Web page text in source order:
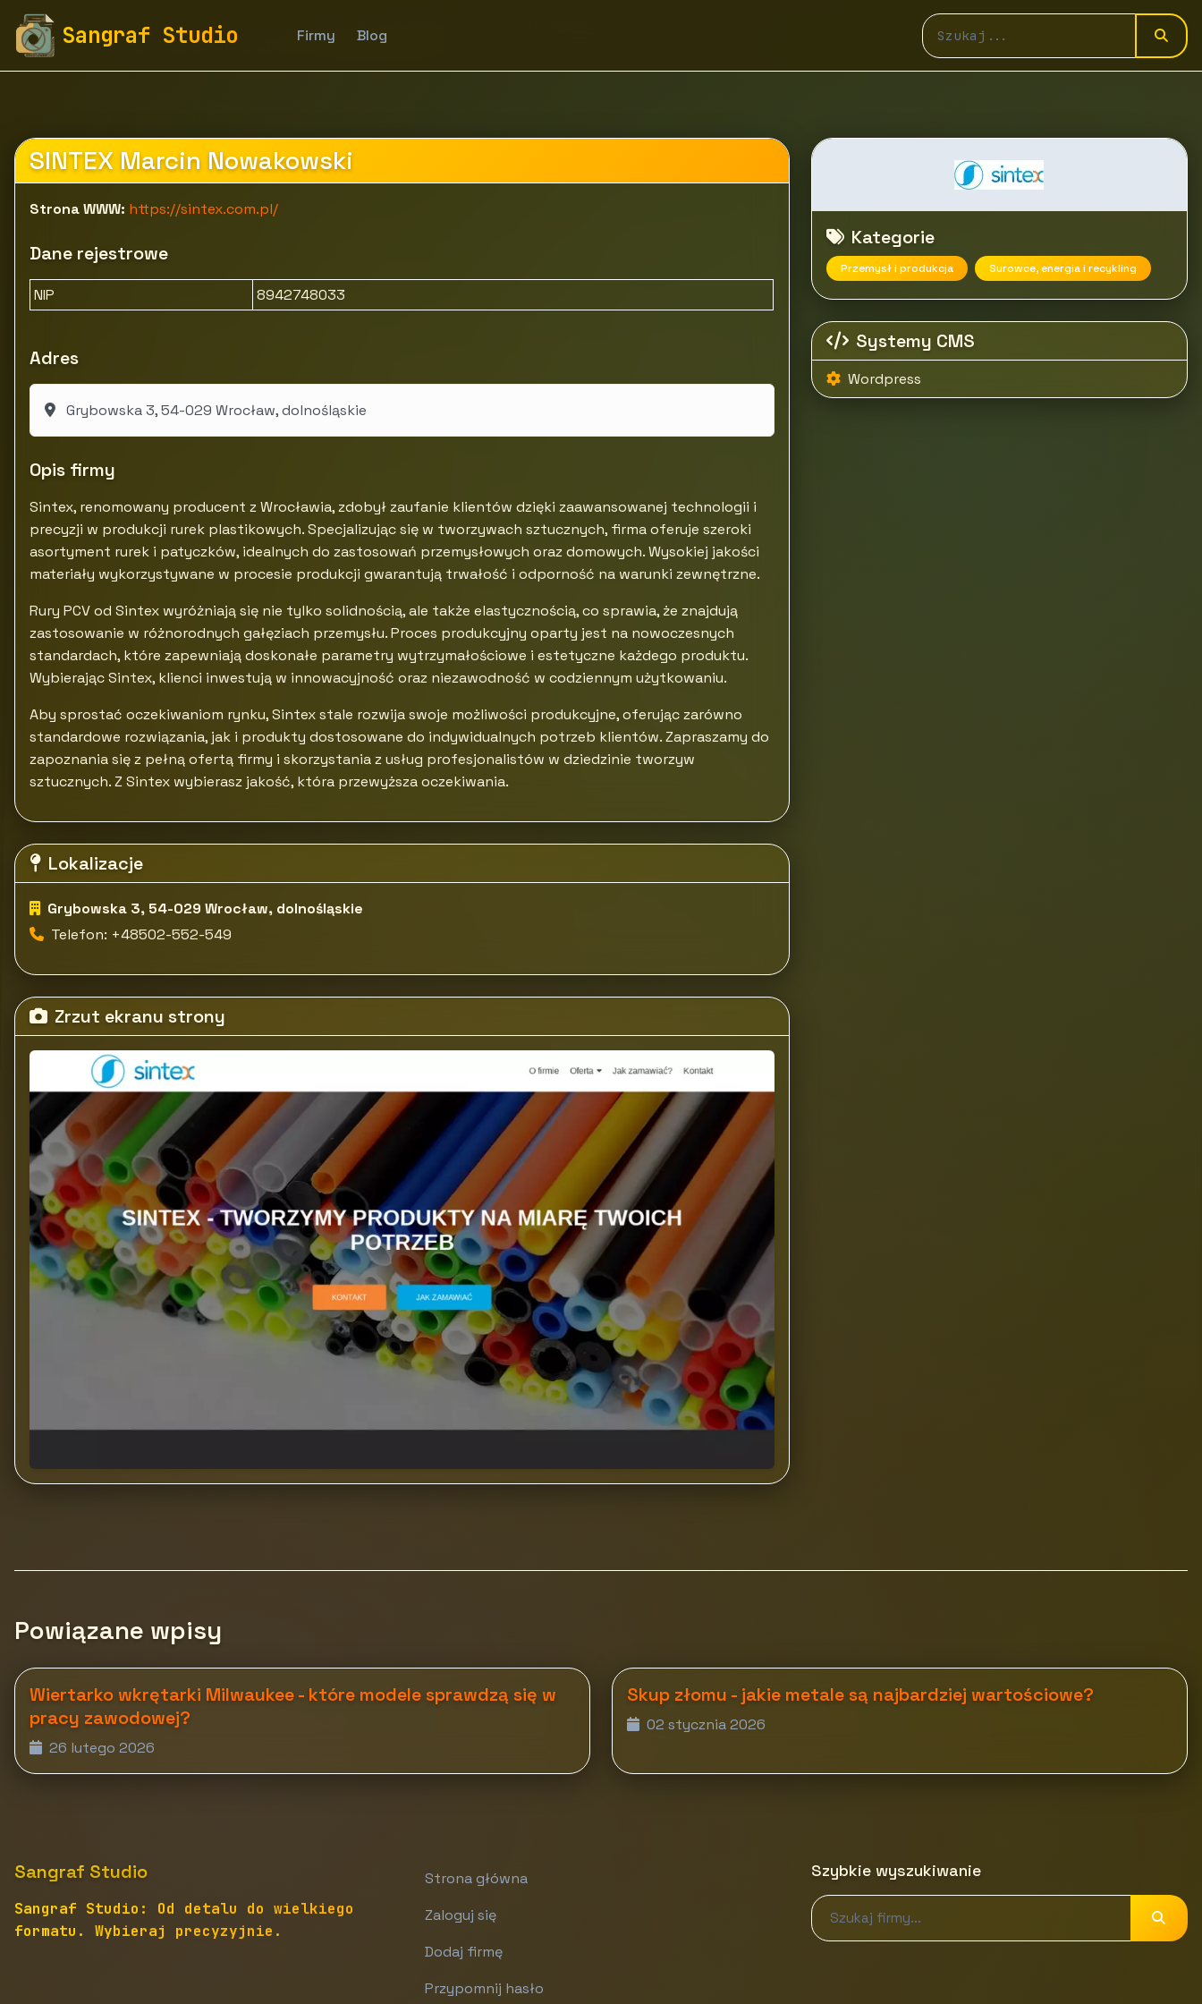
Sangraf Studio Firmy Blog
fototapety-sangraf.pl Firmy
Sintex - Producent uszczelek, rurek plastikowych, węży PCV
SINTEX Marcin Nowakowski
Strona WWW: https://sintex.com.pl/
Dane rejestrowe
NIP 8942748033
Adres
Grybowska 3, 54-029 Wrocław, dolnośląskie
Opis firmy
Sintex, renomowany producent z Wrocławia, zdobył zaufanie klientów dzięki zaawansowanej technologii i
precyzji w produkcji rurek plastikowych. Specjalizując się w tworzywach sztucznych, firma oferuje szeroki
asortyment rurek i patyczków, idealnych do zastosowań przemysłowych oraz domowych. Wysokiej jakości
materiały wykorzystywane w procesie produkcji gwarantują trwałość i odporność na warunki zewnętrzne.
Rury PCV od Sintex wyróżniają się nie tylko solidnością, ale także elastycznością, co sprawia, że znajdują
zastosowanie w różnorodnych gałęziach przemysłu. Proces produkcyjny oparty jest na nowoczesnych
standardach, które zapewniają doskonałe parametry wytrzymałościowe i estetyczne każdego produktu.
Wybierając Sintex, klienci inwestują w innowacyjność oraz niezawodność w codziennym użytkowaniu.
Aby sprostać oczekiwaniom rynku, Sintex stale rozwija swoje możliwości produkcyjne, oferując zarówno
standardowe rozwiązania, jak i produkty dostosowane do indywidualnych potrzeb klientów. Zapraszamy do
zapoznania się z pełną ofertą firmy i skorzystania z usług profesjonalistów w dziedzinie tworzyw
sztucznych. Z Sintex wybierasz jakość, która przewyższa oczekiwania.
Lokalizacje
Grybowska 3, 54-029 Wrocław, dolnośląskie
Telefon: +48502-552-549
Zrzut ekranu strony
Kategorie
Przemysł i produkcja Surowce, energia i recykling
Systemy CMS
Wordpress
Powiązane wpisy
Wiertarko wkrętarki Milwaukee - które modele sprawdzą się w
pracy zawodowej?
26 lutego 2026
Skup złomu - jakie metale są najbardziej wartościowe?
02 stycznia 2026
Sangraf Studio
Sangraf Studio: Od detalu do wielkiego
formatu. Wybieraj precyzyjnie.
Strona główna
Zaloguj się
Dodaj firmę
Przypomnij hasło
Szybkie wyszukiwanie